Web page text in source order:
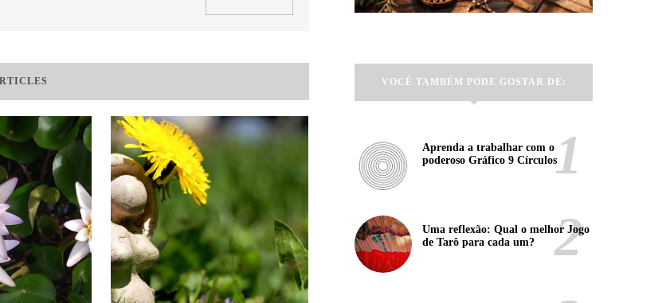
VOCÊ TAMBÉM PODE GOSTAR DE:
Aprenda a trabalhar com o
poderoso Gráfico 9 Círculos
Uma reflexão: Qual o melhor Jogo
de Tarô para cada um?